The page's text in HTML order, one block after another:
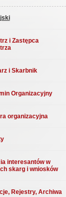
i Zastępca
i Skarbnik
Organizacyjny
organizacyjna
interesantów w
skarg i wniosków
Rejestry, Archiwa